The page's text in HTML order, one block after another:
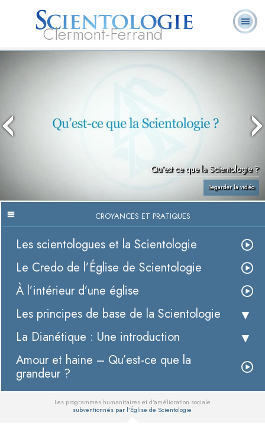
Clermont-Ferrand
Qu’est ce que la Scientologie ?
Regarder la vidéo
CROYANCES ET PRATIQUES
Les scientologues et la Scientologie
Le Credo de l’Église de Scientologie
À l’intérieur d’une église
Les principes de base de la Scientologie
La Dianétique : Une introduction
Amour et haine – Qu’est-ce que la
grandeur ?
Les programmes humanitaires et d’amélioration sociale
subventionnés par l’Église de Scientologie